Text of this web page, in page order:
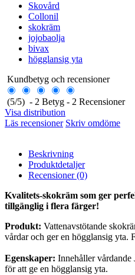
Skovård
Collonil
skokräm
jojobaolja
bivax
högglansig yta
Kundbetyg och recensioner
(5/5) - 2 Betyg - 2 Recensioner
Visa distribution
Läs recensioner Skriv omdöme
Beskrivning
Produktdetaljer
Recensioner (0)
Kvalitets-skokräm som ger
tillgänglig i flera färger!
Produkt: Vattenavstötande
vårdar och ger en högglansig yta.
Egenskaper: Innehåller
för att ge en högglansig yta.